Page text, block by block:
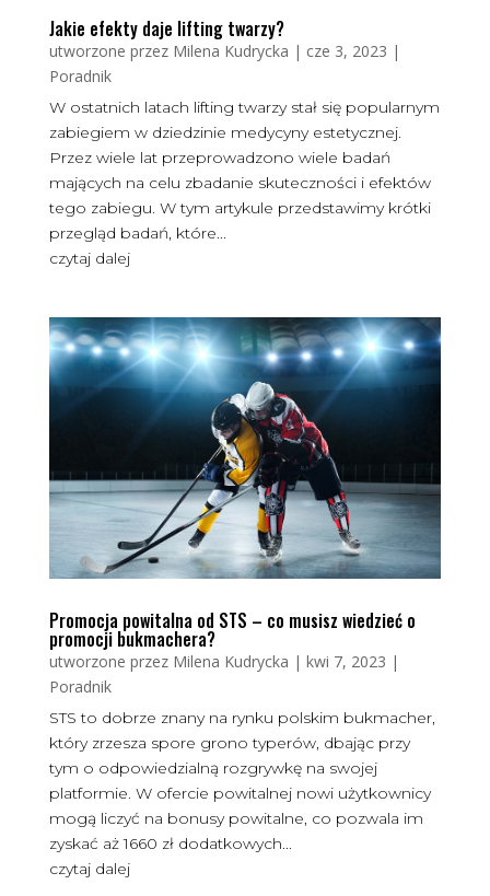
Jakie efekty daje lifting twarzy?
utworzone przez Milena Kudrycka | cze 3, 2023 |
Poradnik
W ostatnich latach lifting twarzy stał się popularnym
zabiegiem w dziedzinie medycyny estetycznej.
Przez wiele lat przeprowadzono wiele badań
mających na celu zbadanie skuteczności i efektów
tego zabiegu. W tym artykule przedstawimy krótki
przegląd badań, które...
czytaj dalej
Promocja powitalna od STS – co musisz wiedzieć o
promocji bukmachera?
utworzone przez Milena Kudrycka | kwi 7, 2023 |
Poradnik
STS to dobrze znany na rynku polskim bukmacher,
który zrzesza spore grono typerów, dbając przy
tym o odpowiedzialną rozgrywkę na swojej
platformie. W ofercie powitalnej nowi użytkownicy
mogą liczyć na bonusy powitalne, co pozwala im
zyskać aż 1660 zł dodatkowych...
czytaj dalej